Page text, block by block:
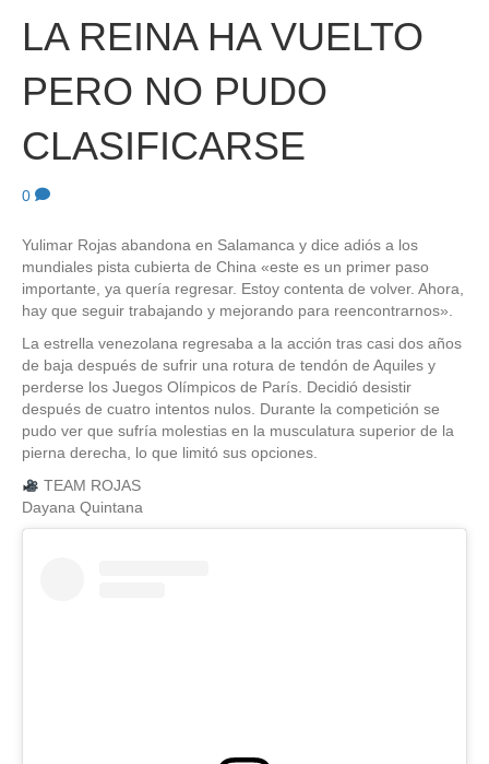
LA REINA HA VUELTO
PERO NO PUDO
CLASIFICARSE
0
Yulimar Rojas abandona en Salamanca y dice adiós a los
mundiales pista cubierta de China «este es un primer paso
importante, ya quería regresar. Estoy contenta de volver. Ahora,
hay que seguir trabajando y mejorando para reencontrarnos».
La estrella venezolana regresaba a la acción tras casi dos años
de baja después de sufrir una rotura de tendón de Aquiles y
perderse los Juegos Olímpicos de París. Decidió desistir
después de cuatro intentos nulos. Durante la competición se
pudo ver que sufría molestias en la musculatura superior de la
pierna derecha, lo que limitó sus opciones.
TEAM ROJAS
Dayana Quintana